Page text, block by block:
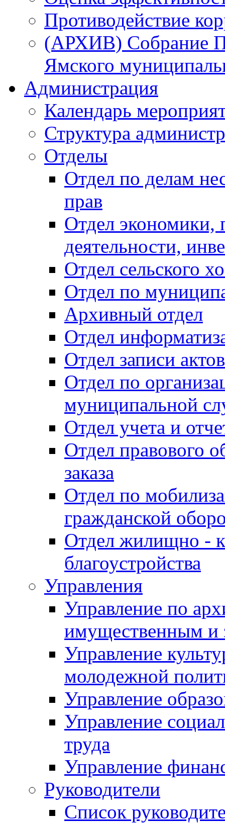
Противодействие
(АРХИВ) Собрание
Ямского
Администрация
Календарь
Структура
Отделы
Отдел по делам
прав
Отдел экономики,
деятельности,
Отдел сельского
Отдел по
Архивный отдел
Отдел
Отдел записи
Отдел по
муниципальной
Отдел учета и
Отдел правового
заказа
Отдел по
гражданской
Отдел жилищно -
благоустройства
Управления
Управление по
имущественным и
Управление
молодежной
Управление
Управление
труда
Управление
Руководители
Список